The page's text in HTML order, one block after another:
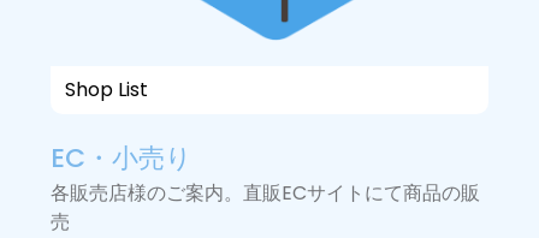
Shop List
EC・小売り
各販売店様のご案内。直販ECサイトにて商品の販
売